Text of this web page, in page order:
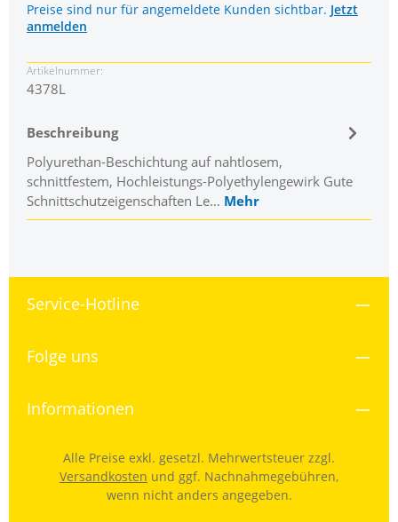
Preise sind nur für angemeldete Kunden sichtbar. Jetzt
anmelden
Artikelnummer:
4378L
Beschreibung
Polyurethan-Beschichtung auf nahtlosem,
schnittfestem, Hochleistungs-Polyethylengewirk Gute
Schnittschutzeigenschaften Le… Mehr
Service-Hotline
Folge uns
Informationen
Alle Preise exkl. gesetzl. Mehrwertsteuer zzgl.
Versandkosten und ggf. Nachnahmegebühren,
wenn nicht anders angegeben.